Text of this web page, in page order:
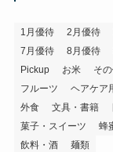
1月優待 2月優待
7月優待
8月優待
Pickup
お米 そ
フルーツ
ヘアケア
外食
文具・書籍
菓子・スイーツ
蜂
飲料・酒
麺類